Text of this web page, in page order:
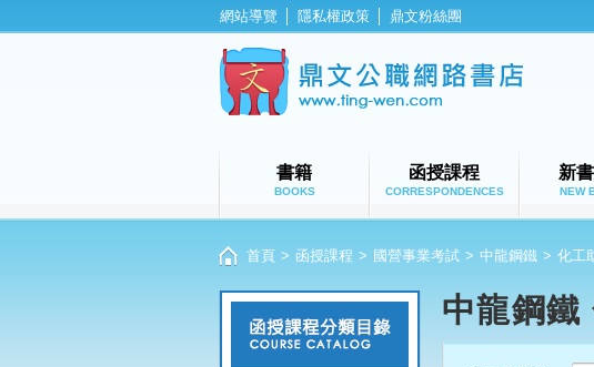
網站導覽 隱私權政策 鼎文粉絲團
鼎
書籍
BOOKS
函授課程
CORRESPONDENCES
新
NEW
首頁 > 函授課程 > 國營事業考試 > 中龍鋼鐵 > 化工
中龍鋼鐵